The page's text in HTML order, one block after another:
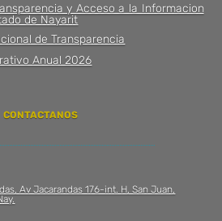
y Acceso a la Informacion
de Nayarit
de Transparencia
Anual 2026
CONTACTANOS
Av Jacarandas 176-int. H, San Juan,
.